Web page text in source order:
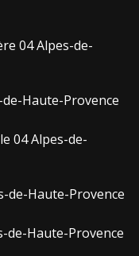
04 Alpes-de-
Haute-Provence
04 Alpes-de-
de-Haute-Provence
de-Haute-Provence